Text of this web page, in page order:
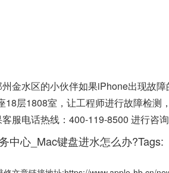
水区的小伙伴如果iPhone出现故障
18层1808室，让工程师进行故障检
服电话热线：400-119-8500 进行咨
中心_Mac键盘进水怎么办?Tags: